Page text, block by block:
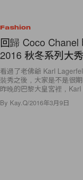
Fashion
回歸 Coco
2016 秋冬系列大秀
看過了老佛爺 Karl
裝秀之後，大家是不是很
昨晚的巴黎大皇宮裡，
By Kay.Q/2016年3月9日